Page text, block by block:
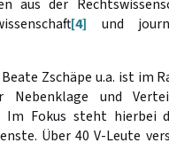
aus der
[4] und
Zschäpe u.a. ist im
Nebenklage und
Fokus steht hierbei
Über 40 V-Leute